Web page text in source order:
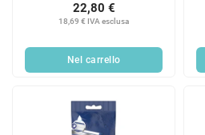
18,69 € IVA esclusa
22,80 €
Nel carrello